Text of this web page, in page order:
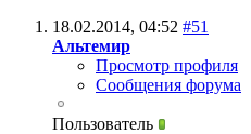
18.02.2014, 04:52 #51
Альтемир
Просмотр профиля
Сообщения форума
Пользователь